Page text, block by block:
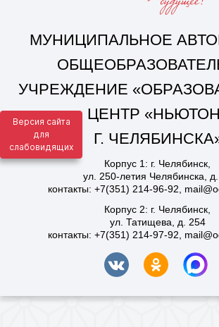
Версия сайта
для
слабовидящих
Корпус 1: г. Челябинск,
ул. 250-летия Челябинска, д. 46
Корпус 2: г. Челябинск,
контакты: +7(351) 214-97-92, mail@ocnewton.ru
УЧРЕЖДЕНИЕ «ОБРАЗОВАТЕЛЬНЫЙ
Г. ЧЕЛЯБИНСКА»